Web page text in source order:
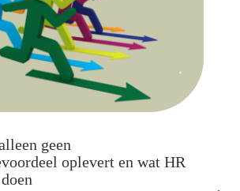
geen
oplevert en wat HR